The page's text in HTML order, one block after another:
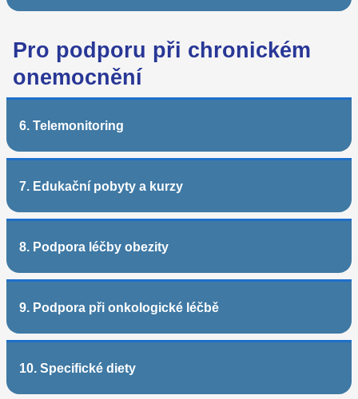
Pro podporu při chronickém
onemocnění
6. Telemonitoring
7. Edukační pobyty a kurzy
8. Podpora léčby obezity
9. Podpora při onkologické léčbě
10. Specifické diety